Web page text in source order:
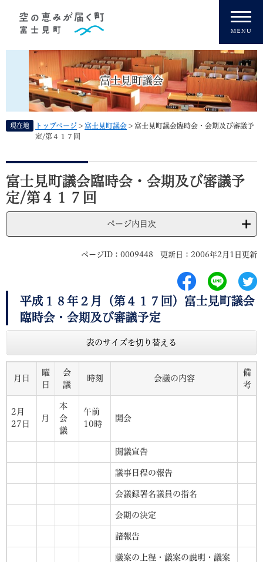
富士見町議会
現在地 トップページ > 富士見町議会 > 富士見町議会臨時会・会期及び審議予
定/第４１７回
本
文
富士見町議会臨時会・会期及び審議予
定/第４１７回
ページ内目次
ページID：0009448 更新日：2006年2月1日更新
平成１８年２月（第４１７回）富士見町議会
臨時会・会期及び審議予定
表のサイズを切り替える
月日
曜
日
会
議
時刻 会議の内容
備
考
2月
27日
月
本
会
議
午前
10時
開会
開議宣告
議事日程の報告
会議録署名議員の指名
会期の決定
諸報告
議案の上程・議案の説明・議案